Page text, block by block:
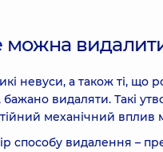
можна
невуси, а також ті, що
бажано видаляти. Такі
механічний вплив
способу видалення –